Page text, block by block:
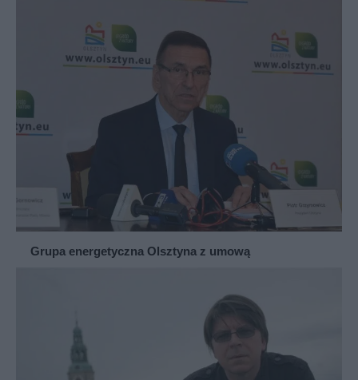
Grupa energetyczna Olsztyna z umową